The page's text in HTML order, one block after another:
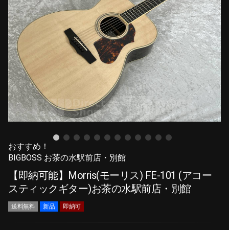
おすすめ！
BIGBOSS お茶の水駅前店・別館
【即納可能】Morris(モーリス) FE-101 (アコー
スティックギター)お茶の水駅前店・別館
送料無料 新品 即納可